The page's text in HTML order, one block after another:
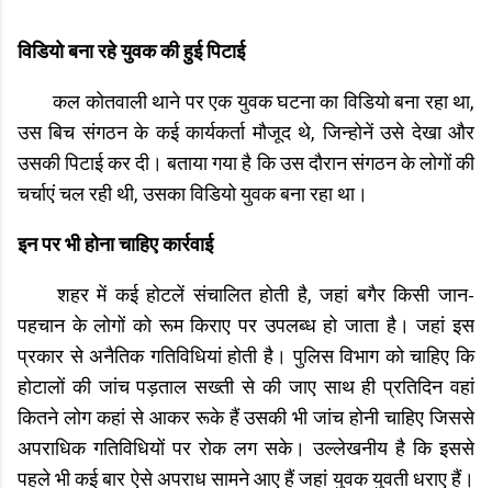
विडियो बना रहे युवक की हुई पिटाई
कल कोतवाली थाने पर एक युवक घटना का विडियो बना रहा था,
उस बिच संगठन के कई कार्यकर्ता मौजूद थे, जिन्होनें उसे देखा और
उसकी पिटाई कर दी। बताया गया है कि उस दौरान संगठन के लोगों की
चर्चाएं चल रही थी, उसका विडियो युवक बना रहा था।
इन पर भी होना चाहिए कार्रवाई
शहर में कई होटलें संचालित होती है, जहां बगैर किसी जान-
पहचान के लोगों को रूम किराए पर उपलब्ध हो जाता है। जहां इस
प्रकार से अनैतिक गतिविधियां होती है। पुलिस विभाग को चाहिए कि
होटालों की जांच पड़ताल सख्ती से की जाए साथ ही प्रतिदिन वहां
कितने लोग कहां से आकर रूके हैं उसकी भी जांच होनी चाहिए जिससे
अपराधिक गतिविधियों पर रोक लग सके। उल्लेखनीय है कि इससे
पहले भी कई बार ऐसे अपराध सामने आए हैं जहां युवक युवती धराए हैं।